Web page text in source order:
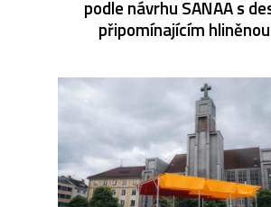
podle návrhu SANAA s
připomínajícím